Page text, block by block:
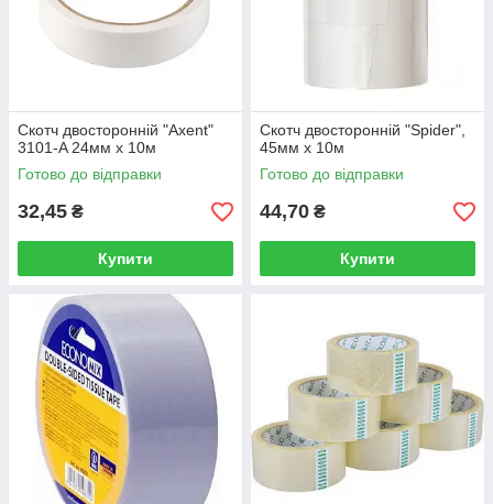
Скотч двосторонній "Axent"
3101-A 24мм х 10м
Готово до відправки
32,45 ₴
Купити
Скотч двосторонній "Spider",
45мм х 10м
Готово до відправки
44,70 ₴
Купити